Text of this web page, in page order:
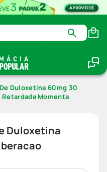
Duloxetina 60mg 30
Momenta
Duloxetina